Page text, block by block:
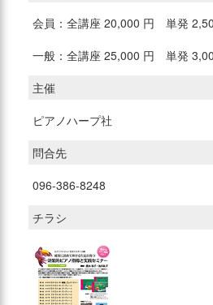
会員：全講座 20,000 円 単発
一般：全講座 25,000 円 単発
主催
ピアノハープ社
問合先
096-386-8248
チラシ